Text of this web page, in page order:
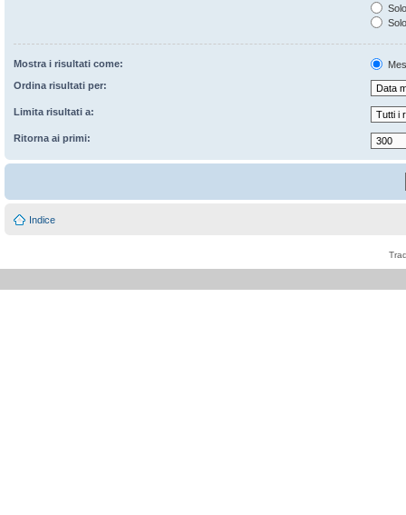
Mostra i risultati come:
Ordina risultati per:
Limita risultati a:
Ritorna ai primi:
Indice